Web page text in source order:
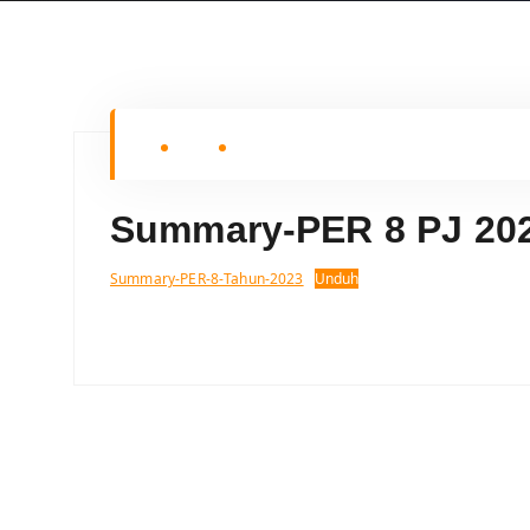
Summary-PER 8 PJ
Summary-PER-8-Tahun-2023 Unduh